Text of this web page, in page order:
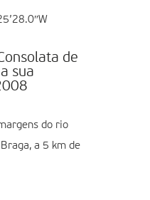
de
sua
do rio
a 5 km de